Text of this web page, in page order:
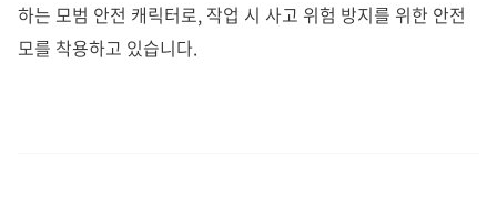
하는 모범 안전 캐릭터로, 작업 시 사고 위험 방지를 위한 안전
모를 착용하고 있습니다.